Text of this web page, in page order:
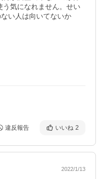
う気になれません。せい
い人は向いてないか
違反報告 いいね 2
2022/1/13